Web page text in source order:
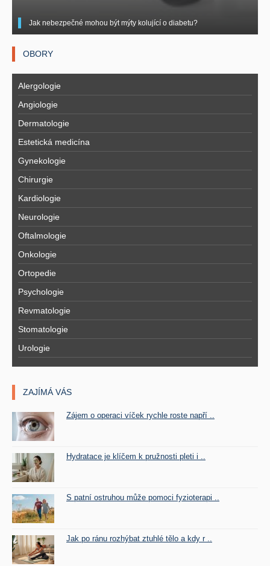
Jak nebezpečné mohou být mýty kolující o diabetu?
OBORY
Alergologie
Angiologie
Dermatologie
Estetická medicína
Gynekologie
Chirurgie
Kardiologie
Neurologie
Oftalmologie
Onkologie
Ortopedie
Psychologie
Revmatologie
Stomatologie
Urologie
ZAJÍMÁ VÁS
Zájem o operaci víček rychle roste napří ..
Hydratace je klíčem k pružnosti pleti i ..
S patní ostruhou může pomoci fyzioterapi ..
Jak po ránu rozhýbat ztuhlé tělo a kdy r ..